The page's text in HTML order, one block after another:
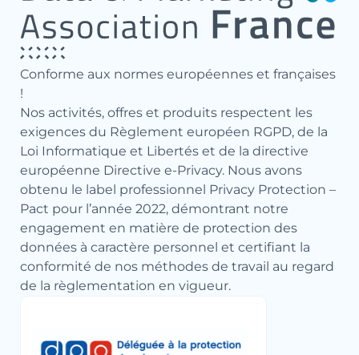
Conforme aux normes européennes et françaises
!
Nos activités, offres et produits respectent les
exigences du Règlement européen RGPD, de la
Loi Informatique et Libertés et de la directive
européenne Directive e-Privacy. Nous avons
obtenu le label professionnel Privacy Protection –
Pact pour l’année 2022, démontrant notre
engagement en matière de protection des
données à caractère personnel et certifiant la
conformité de nos méthodes de travail au regard
de la règlementation en vigueur.